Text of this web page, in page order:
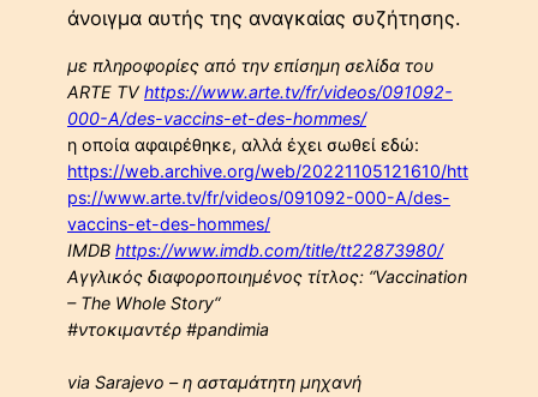
άνοιγμα αυτής της αναγκαίας συζήτησης.
με πληροφορίες από την επίσημη σελίδα του
ARTE TV https://www.arte.tv/fr/videos/091092-
000-A/des-vaccins-et-des-hommes/
η οποία αφαιρέθηκε, αλλά έχει σωθεί εδώ:
https://web.archive.org/web/20221105121610/htt
ps://www.arte.tv/fr/videos/091092-000-A/des-
vaccins-et-des-hommes/
IMDB https://www.imdb.com/title/tt22873980/
Αγγλικός διαφοροποιημένος τίτλος: “Vaccination
– The Whole Story“
#ντοκιμαντέρ #pandimia
via Sarajevo – η ασταμάτητη μηχανή